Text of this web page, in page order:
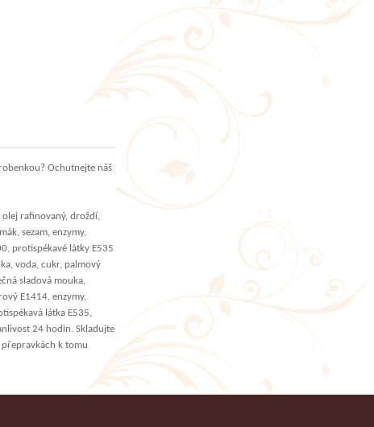
Ochutnejte náš
rafinovaný, droždí,
sezam, enzymy,
protispékavé látky E535
voda, cukr, palmový
sladová mouka,
E1414, enzymy,
látka E535,
24 hodin. Skladujte
k tomu